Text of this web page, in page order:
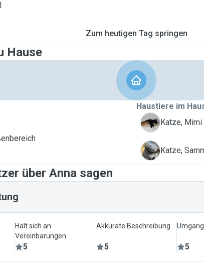
Zum heutigen Tag springen
Hause
Haustiere im
M
Katze, Mimi
S Katze,
über Anna sagen
Hält sich an
Vereinbarungen
5
Akkurate Beschreibung
5 5